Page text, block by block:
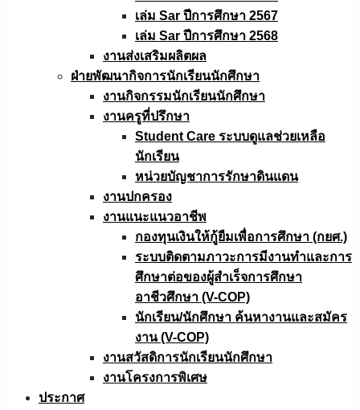
เล่ม Sar ปีการศึกษา 2567
เล่ม Sar ปีการศึกษา 2568
งานส่งเสริมผลิตผล
ฝ่ายพัฒนากิจการนักเรียนนักศึกษา
งานกิจกรรมนักเรียนนักศึกษา
งานครูที่ปรึกษา
Student Care ระบบดูแลช่วยเหลือ
นักเรียน
หน่วยบัญชาการรักษาดินแดน
งานปกครอง
งานแนะแนวอาชีพ
กองทุนเงินให้กู้ยืมเพื่อการศึกษา (กยศ.)
ระบบติดตามภาวะการมีงานทำและการ
ศึกษาต่อของผู้สำเร็จการศึกษา
อาชีวศึกษา (V-COP)
นักเรียน/นักศึกษา ค้นหางานและสมัคร
งาน (V-COP)
งานสวัสดิการนักเรียนนักศึกษา
งานโครงการพิเศษ
ประกาศ